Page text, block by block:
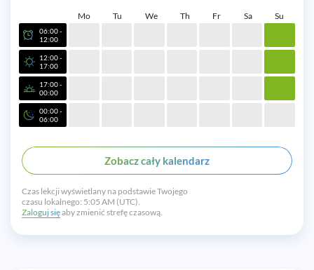
Mo Tu We Th Fr Sa Su
06:00 -
12:00
12:00 -
17:00
17:00 -
00:00
00:00 -
06:00
Zobacz cały kalendarz
Czas lekcji wyświetlany na podstawie Twojego
czasu lokalnego: 5:05 AM (UTC).
Zaloguj sięaby zmienić strefę czasową.